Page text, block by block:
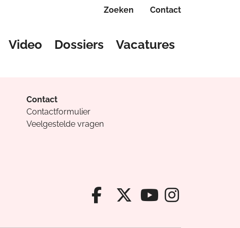
Zoeken Contact
Video Dossiers Vacatures
Contact
Contactformulier
Veelgestelde vragen
Facebook van
X van